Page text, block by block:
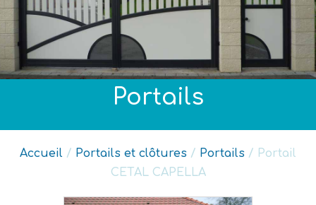
Portails
Accueil / Portails et clôtures / Portails / Portail
CETAL CAPELLA